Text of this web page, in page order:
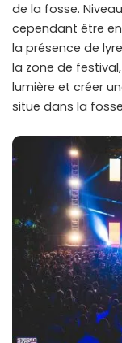
de la fosse.
cependant être
la présence de
la zone de
lumière et créer
situe dans la